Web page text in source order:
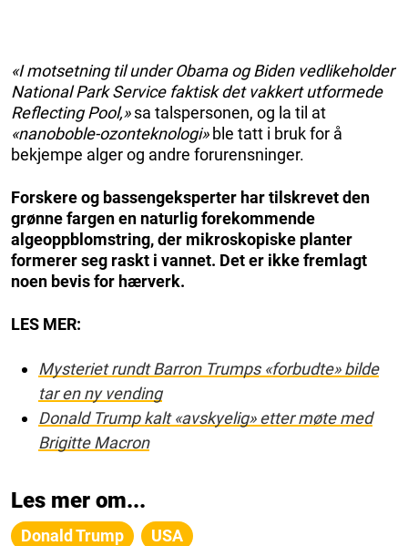
«I motsetning til under Obama og Biden vedlikeholder
National Park Service faktisk det vakkert utformede
Reflecting Pool,»sa talspersonen, og la til at
«nanoboble-ozonteknologi»ble tatt i bruk for å
bekjempe alger og andre forurensninger.
Forskere og bassengeksperter har tilskrevet den
grønne fargen en naturlig forekommende
algeoppblomstring, der mikroskopiske planter
formerer seg raskt i vannet. Det er ikke fremlagt
noen bevis for hærverk.
LES MER:
Mysteriet rundt Barron Trumps «forbudte» bilde
tar en ny vending
Donald Trump kalt «avskyelig» etter møte med
Brigitte Macron
Les mer om...
Donald Trump USA